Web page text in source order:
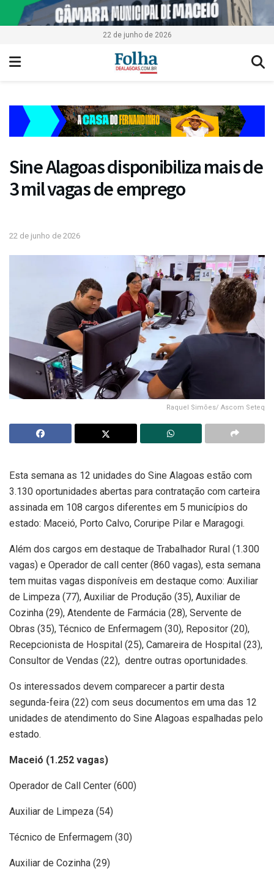
22 de junho de 2026
Sine Alagoas disponibiliza mais de
3 mil vagas de emprego
22 de junho de 2026
Raquel Simões/ Ascom Seteq
Esta semana as 12 unidades do Sine Alagoas estão com
3.130 oportunidades abertas para contratação com carteira
assinada em 108 cargos diferentes em 5 municípios do
estado: Maceió, Porto Calvo, Coruripe Pilar e Maragogi.
Além dos cargos em destaque de Trabalhador Rural (1.300
vagas) e Operador de call center (860 vagas), esta semana
tem muitas vagas disponíveis em destaque como: Auxiliar
de Limpeza (77), Auxiliar de Produção (35), Auxiliar de
Cozinha (29), Atendente de Farmácia (28), Servente de
Obras (35), Técnico de Enfermagem (30), Repositor (20),
Recepcionista de Hospital (25), Camareira de Hospital (23),
Consultor de Vendas (22), dentre outras oportunidades.
Os interessados devem comparecer a partir desta
segunda-feira (22) com seus documentos em uma das 12
unidades de atendimento do Sine Alagoas espalhadas pelo
estado.
Maceió (1.252 vagas)
Operador de Call Center (600)
Auxiliar de Limpeza (54)
Técnico de Enfermagem (30)
Auxiliar de Cozinha (29)